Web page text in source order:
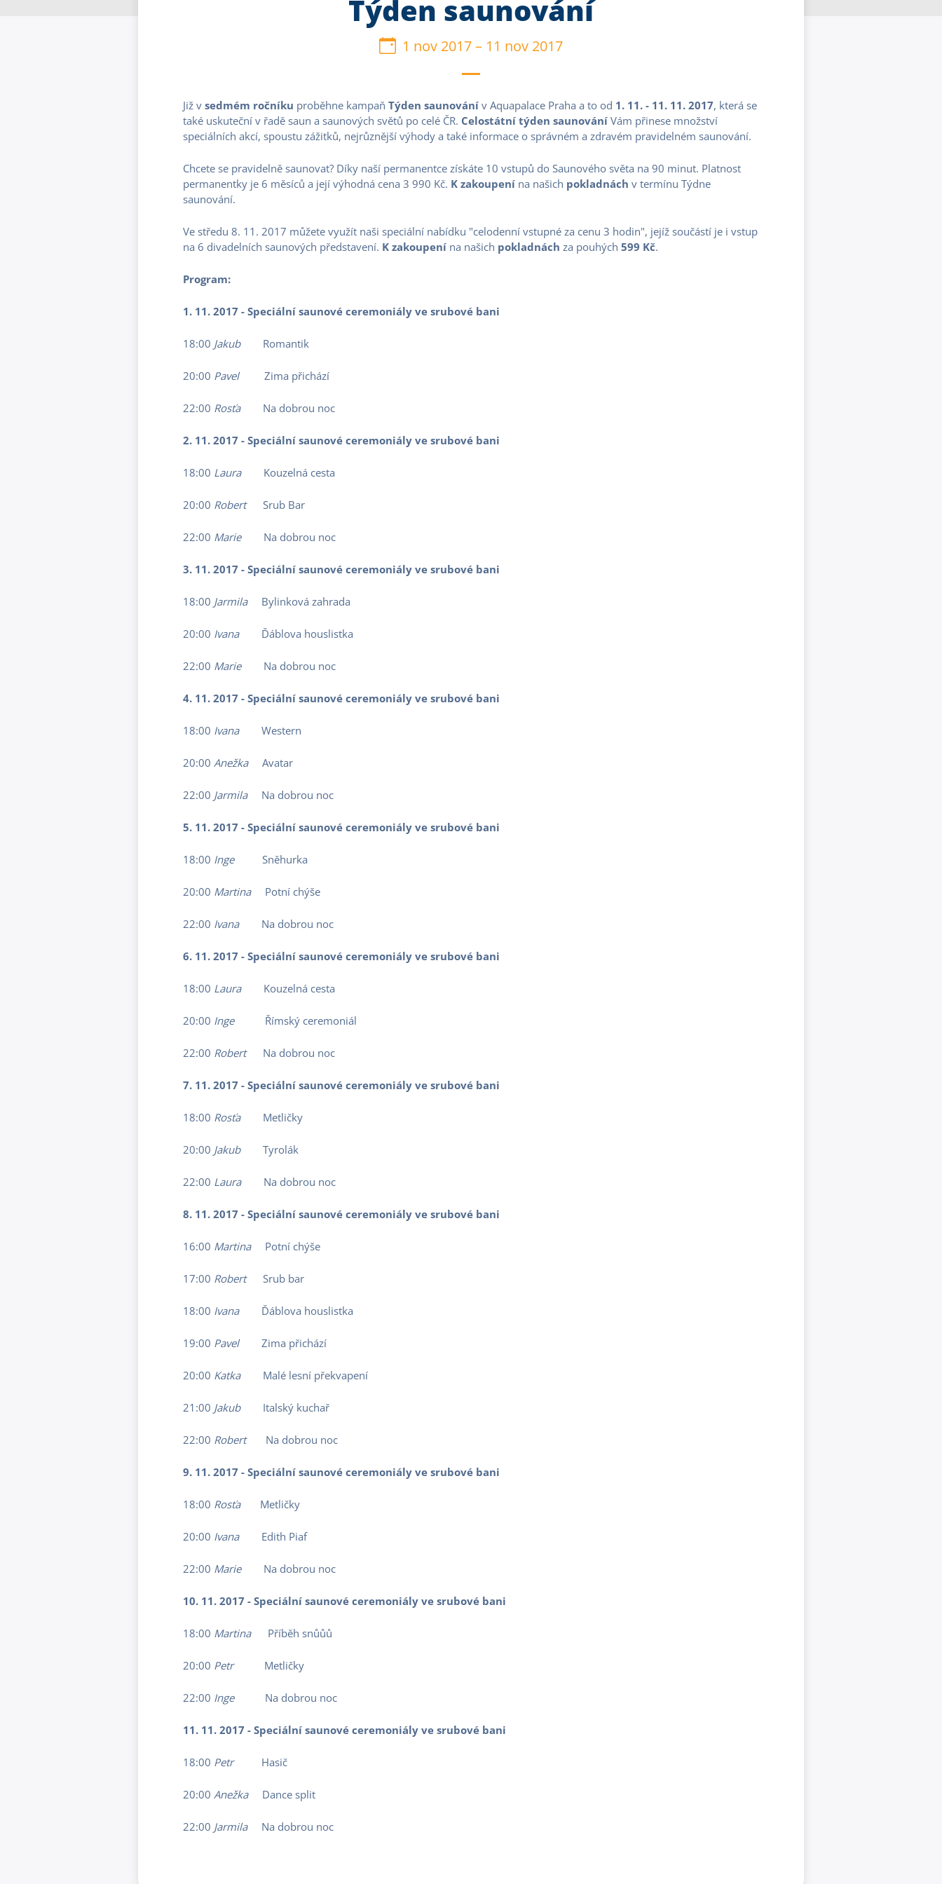
Týden saunování
1 nov 2017– 11 nov 2017
Již v sedmém ročníku proběhne kampaň Týden saunování v Aquapalace Praha a to od 1. 11. - 11. 11. 2017, která se
také uskuteční v řadě saun a saunových světů po celé ČR. Celostátní týden saunování Vám přinese množství
speciálních akcí, spoustu zážitků, nejrůznější výhody a také informace o správném a zdravém pravidelném saunování.
Chcete se pravidelně saunovat? Díky naší permanentce získáte 10 vstupů do Saunového světa na 90 minut. Platnost
permanentky je 6 měsíců a její výhodná cena 3 990 Kč. K zakoupení na našich pokladnách v termínu Týdne
saunování.
Ve středu 8. 11. 2017 můžete využít naši speciální nabídku "celodenní vstupné za cenu 3 hodin", jejíž součástí je i vstup
na 6 divadelních saunových představení. K zakoupení na našich pokladnách za pouhých 599 Kč.
Program:
1. 11. 2017 - Speciální saunové ceremoniály ve srubové bani
18:00 JakubRomantik
20:00 Pavel Zima přichází
22:00 Rosťa Na dobrou noc
2. 11. 2017 - Speciální saunové ceremoniály ve srubové bani
18:00 LauraKouzelná cesta
20:00 Robert Srub Bar
22:00 Marie Na dobrou noc
3. 11. 2017 - Speciální saunové ceremoniály ve srubové bani
18:00 Jarmila Bylinková zahrada
20:00 Ivana Ďáblova houslistka
22:00 Marie Na dobrou noc
4. 11. 2017 - Speciální saunové ceremoniály ve srubové bani
18:00 IvanaWestern
20:00 Anežka Avatar
22:00 Jarmila Na dobrou noc
5. 11. 2017 - Speciální saunové ceremoniály ve srubové bani
18:00 IngeSněhurka
20:00 Martina Potní chýše
22:00 Ivana Na dobrou noc
6. 11. 2017 - Speciální saunové ceremoniály ve srubové bani
18:00 LauraKouzelná cesta
20:00 Inge Římský ceremoniál
22:00 Robert Na dobrou noc
7. 11. 2017 - Speciální saunové ceremoniály ve srubové bani
18:00 RosťaMetličky
20:00 Jakub Tyrolák
22:00 Laura Na dobrou noc
8. 11. 2017 - Speciální saunové ceremoniály ve srubové bani
16:00 MartinaPotní chýše
17:00 Robert Srub bar
18:00 IvanaĎáblova houslistka
19:00 PavelZima přichází
20:00 Katka Malé lesní překvapení
21:00 JakubItalský kuchař
22:00 Robert Na dobrou noc
9. 11. 2017 - Speciální saunové ceremoniály ve srubové bani
18:00 RosťaMetličky
20:00 Ivana Edith Piaf
22:00 Marie Na dobrou noc
10. 11. 2017 - Speciální saunové ceremoniály ve srubové bani
18:00 MartinaPříběh snůůů
20:00 Petr Metličky
22:00 Inge Na dobrou noc
11. 11. 2017 - Speciální saunové ceremoniály ve srubové bani
18:00 PetrHasič
20:00 Anežka Dance split
22:00 Jarmila Na dobrou noc